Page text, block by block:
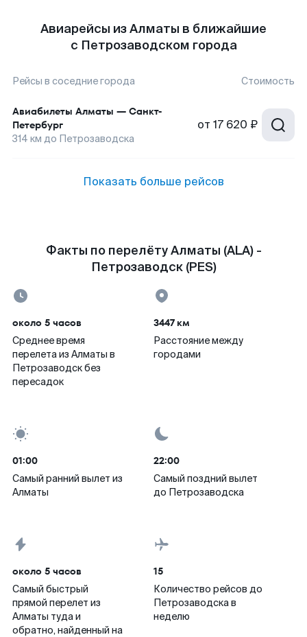
Авиарейсы из Алматы в ближайшие
с Петрозаводском города
Рейсы в соседние города Стоимость
Авиабилеты Алматы — Санкт-
Петербург
314 км до Петрозаводска
от 17 620 ₽
Показать больше рейсов
Факты по перелёту Алматы (ALA) -
Петрозаводск (PES)
около 5 часов
Среднее время
перелета из Алматы в
Петрозаводск без
пересадок
3447 км
Расстояние между
городами
01:00
Самый ранний вылет из
Алматы
22:00
Самый поздний вылет
до Петрозаводска
около 5 часов
Самый быстрый
прямой перелет из
Алматы туда и
обратно, найденный на
15
Количество рейсов до
Петрозаводска в
неделю